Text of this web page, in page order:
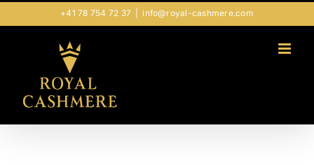
Inhalt
+41 78 754 72 37 info@royal-cashmere.com